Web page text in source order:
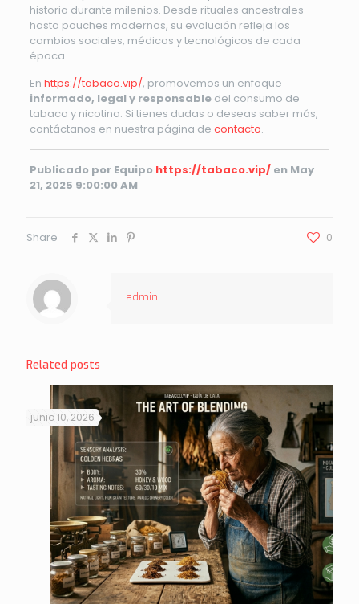
historia durante milenios. Desde rituales ancestrales
hasta pouches modernos, su evolución refleja los
cambios sociales, médicos y tecnológicos de cada
época.
En https://tabaco.vip/, promovemos un enfoque
informado, legal y responsabledel consumo de
tabaco y nicotina. Si tienes dudas o deseas saber más,
contáctanos en nuestra página de contacto.
Publicado por Equipo https://tabaco.vip/en May
21, 2025 9:00:00 AM
Share 0
admin
Related posts
junio 10, 2026